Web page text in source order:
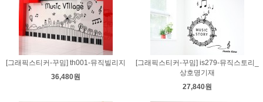
[그래픽스티커-꾸밈] th001-뮤직빌리지
36,480원
[그래픽스티커-꾸밈] is279-뮤직스토리_
상호명기재
27,840원